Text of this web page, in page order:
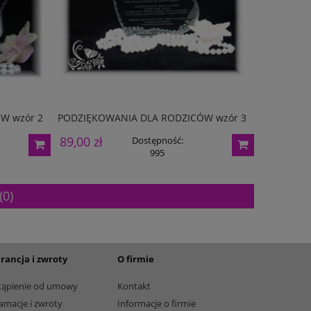
205,00 zł Dostępność:3 12,50 zł
wzór 2 PODZIĘKOWANIA DLA RODZICÓW wzór 3
89,00 zł
Dostępność:
995
i zwroty
od umowy
i zwroty
O firmie
Kontakt
Informacje o firmie